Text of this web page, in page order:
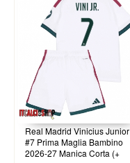
Real Madrid Vinicius Junior
#7 Prima Maglia Bambino
2026-27 Manica Corta (+